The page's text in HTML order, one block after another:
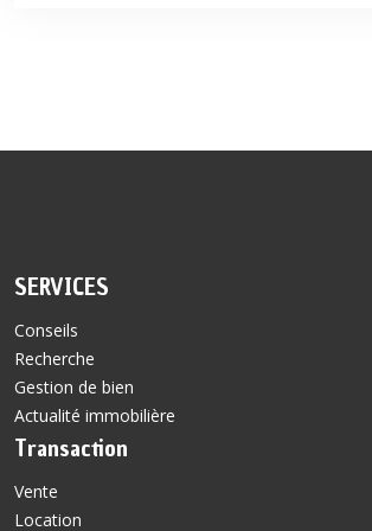
SERVICES
Conseils
Recherche
Gestion de bien
Actualité immobilière
Transaction
Vente
Location